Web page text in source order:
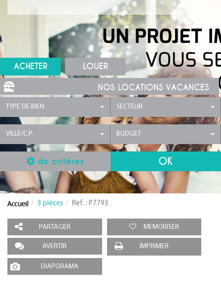
ACHETER LOUER
NOS LOCATIONS VACANCES
TYPE DE BIEN SECTEUR
VILLE/C.P. BUDGET
de critères
3 pièces Ref. : P7793
PARTAGER MEMORISER
AVERTIR IMPRIMER
DIAPORAMA